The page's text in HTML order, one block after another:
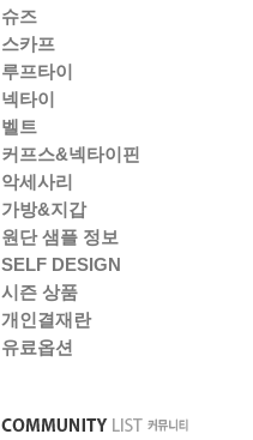
슈즈
스카프
루프타이
넥타이
벨트
커프스&넥타이핀
악세사리
가방&지갑
원단 샘플 정보
SELF DESIGN
시즌 상품
개인결재란
유료옵션